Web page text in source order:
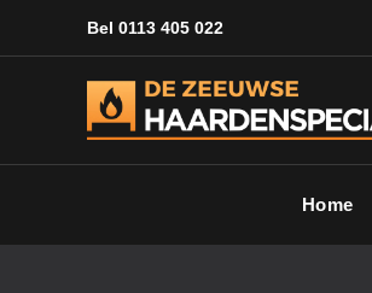
Bel 0113 405 022
Home